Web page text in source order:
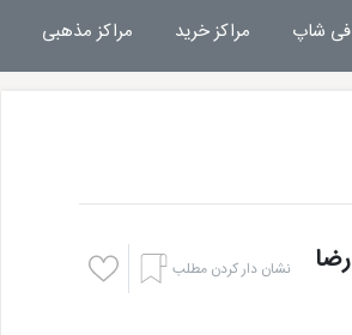
شاپ مراکز خرید مراکز مذهبی
نشان دار کردن مطلب